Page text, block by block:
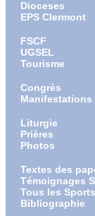
Dioceses
EPS Clermont
FSCF
UGSEL
Tourisme
Congrès
Manifestations
Liturgie
Prières
Photos
Textes des
Témoignages
Tous les Sports
Bibliographie